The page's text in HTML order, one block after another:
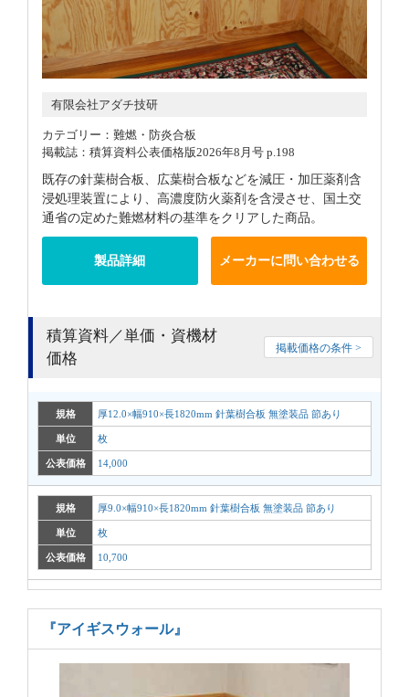
有限会社アダチ技研
カテゴリー：難燃・防炎合板
掲載誌：積算資料公表価格版2026年8月号 p.198
既存の針葉樹合板、広葉樹合板などを減圧・加圧薬剤含
浸処理装置により、高濃度防火薬剤を含浸させ、国土交
通省の定めた難燃材料の基準をクリアした商品。
製品詳細 メーカーに問い合わせる
積算資料／単価・資機材
価格
掲載価格の条件 >
規格 厚12.0×幅910×長1820mm 針葉樹合板 無塗装品 節あり
単位 枚
公表価格 14,000
規格 厚9.0×幅910×長1820mm 針葉樹合板 無塗装品 節あり
単位 枚
公表価格 10,700
『アイギスウォール』